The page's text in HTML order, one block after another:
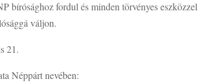
bírósághoz fordul és minden törvényes
váljon.
21.
Néppárt nevében: